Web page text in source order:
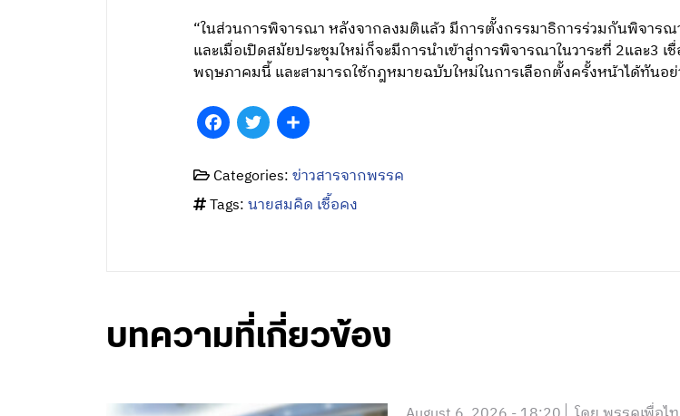
“ในส่วนการพิจารณา หลังจากลงมติแล้ว มีการตั้งกรรมาธิการร่วมกันพิจารณ
และเมื่อเปิดสมัยประชุมใหม่ก็จะมีการนำเข้าสู่การพิจารณาในวาระที่ 2และ3
พฤษภาคมนี้ และสามารถใช้กฎหมายฉบับใหม่ในการเลือกตั้งครั้งหน้าได้ทันอ
Facebook
TwitterShare
Categories:ข่าวสารจากพรรค
Tags:นายสมคิด เชื้อคง
บทความที่เกี่ยวข้อง